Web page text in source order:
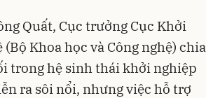
Quất, Cục trưởng Cục Khởi
Khoa học và Công nghệ) chia
trong hệ sinh thái khởi nghiệp
ra sôi nổi, nhưng việc hỗ trợ